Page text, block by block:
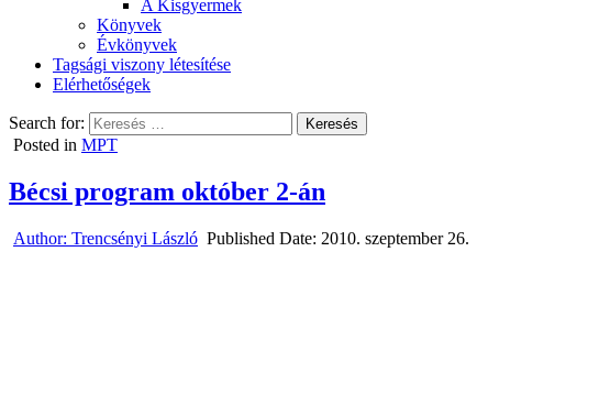
A Kisgyermek
Könyvek
Évkönyvek
Tagsági viszony létesítése
Elérhetőségek
Search for:
Posted in MPT
Bécsi program október 2-án
Author: Trencsényi László Published Date: 2010. szeptember 26.